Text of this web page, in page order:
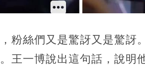
粉絲們又是驚訝又是驚訝
王一博說出這句話，說明